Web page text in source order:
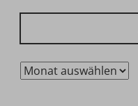
Archiv